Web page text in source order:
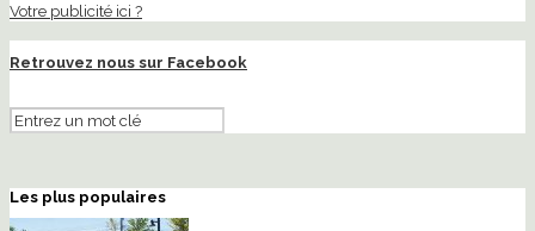
Votre publicité ici ?
Retrouvez nous sur Facebook
Les plus populaires